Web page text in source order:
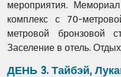
мероприятия.
комплекс с 70-
метровой бронзовой
Заселение в отель.
ДЕНЬ 3. Тайбэй,